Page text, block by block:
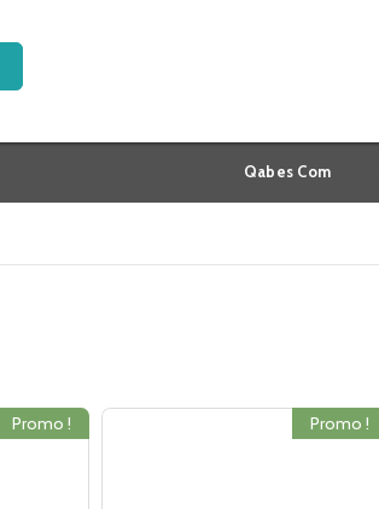
Qabes Com
Promo ! Promo !